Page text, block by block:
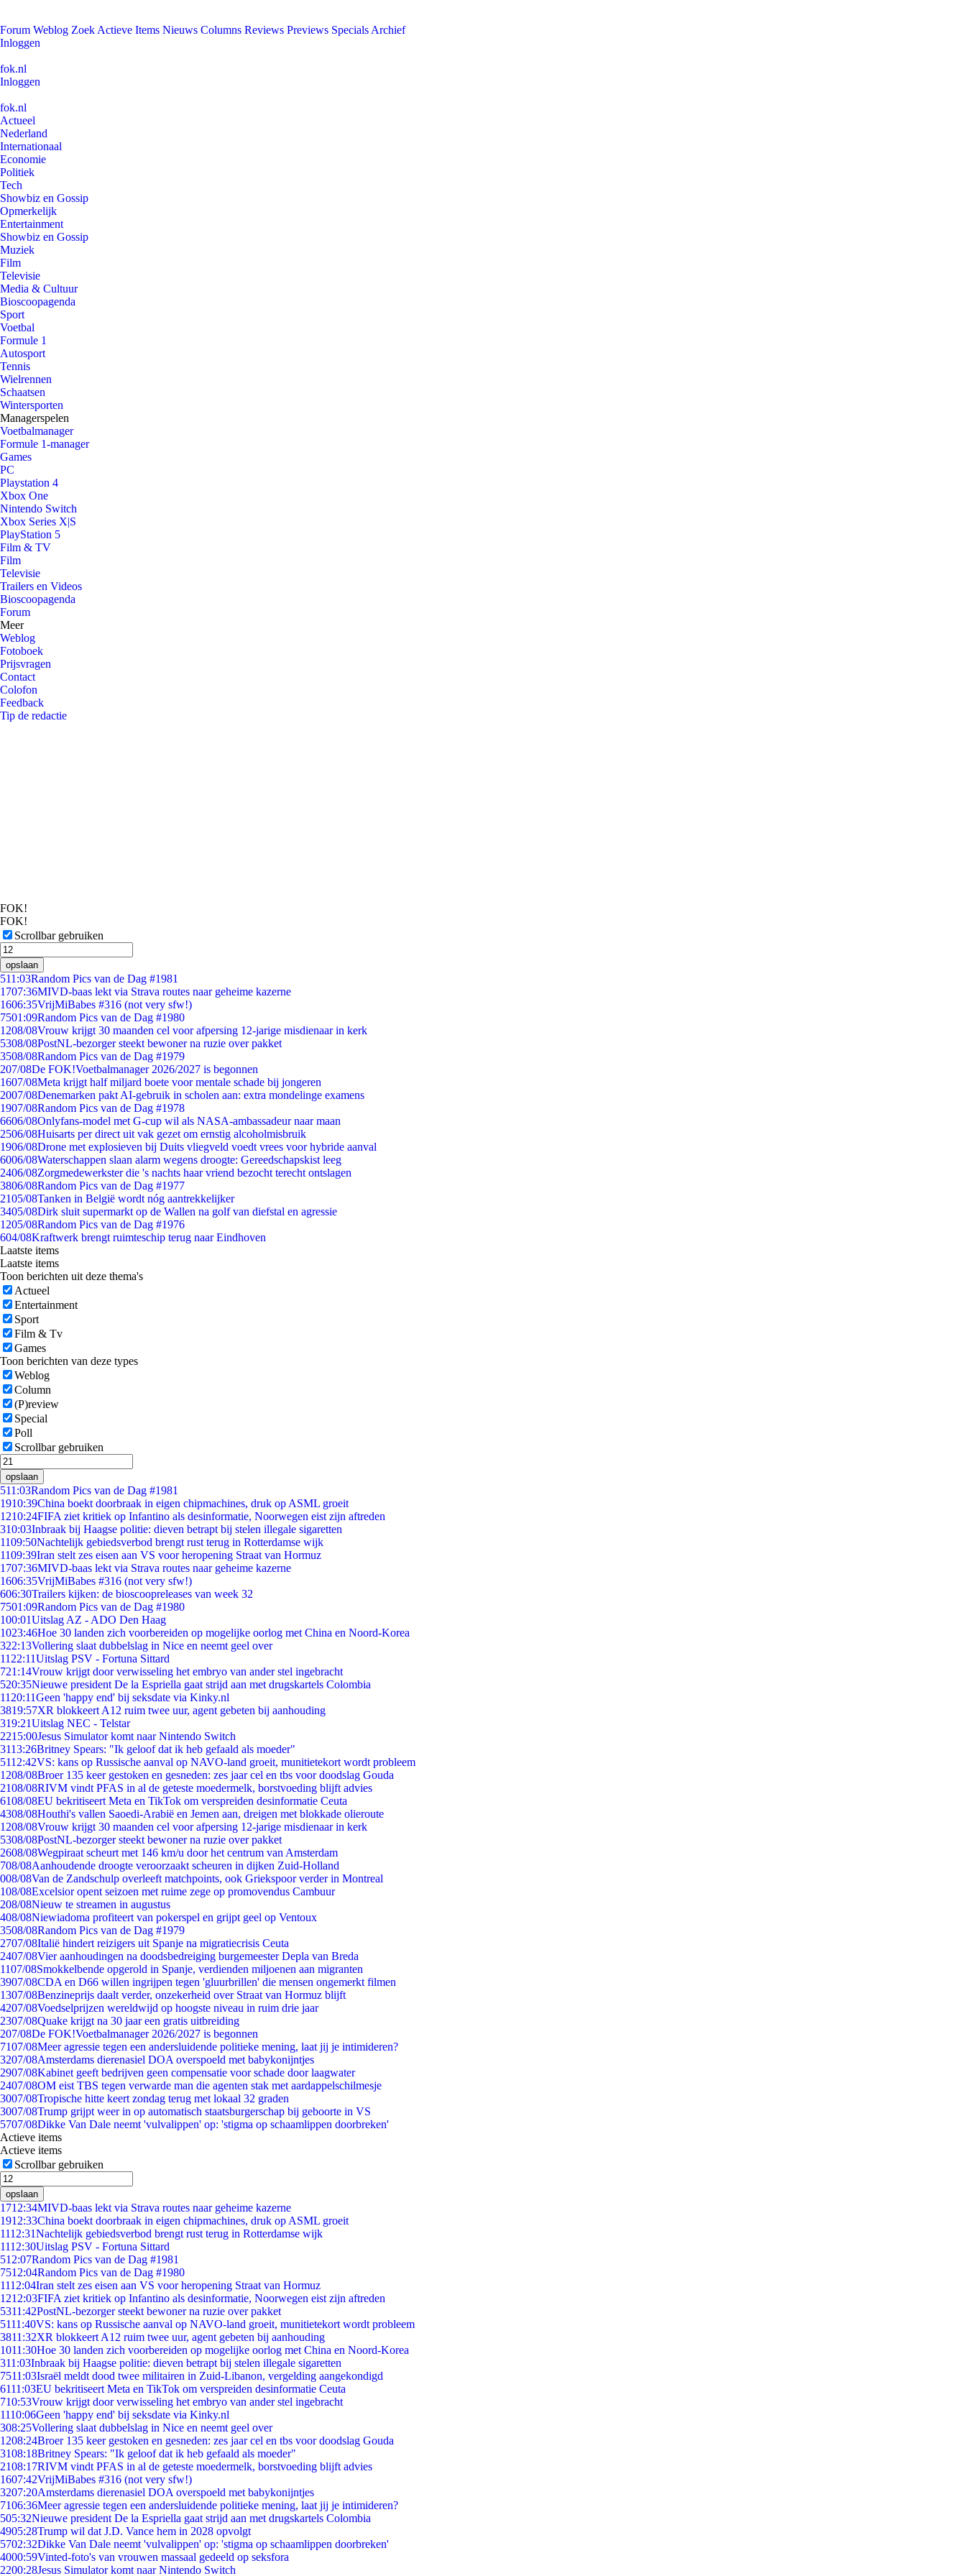
Forum Weblog Zoek Actieve Items Nieuws Columns Reviews Previews Specials Archief
Inloggen
fok.nl
Inloggen
fok.nl
Actueel
Nederland
Internationaal
Economie
Politiek
Tech
Showbiz en Gossip
Opmerkelijk
Entertainment
Showbiz en Gossip
Muziek
Film
Televisie
Media & Cultuur
Bioscoopagenda
Sport
Voetbal
Formule 1
Autosport
Tennis
Wielrennen
Schaatsen
Wintersporten
Managerspelen
Voetbalmanager
Formule 1-manager
Games
PC
Playstation 4
Xbox One
Nintendo Switch
Xbox Series X|S
PlayStation 5
Film & TV
Film
Televisie
Trailers en Videos
Bioscoopagenda
Forum
Meer
Weblog
Fotoboek
Prijsvragen
Contact
Colofon
Feedback
Tip de redactie
FOK!
FOK!
Scrollbar gebruiken
opslaan
511:03Random Pics van de Dag #1981
1707:36MIVD-baas lekt via Strava routes naar geheime kazerne
1606:35VrijMiBabes #316 (not very sfw!)
7501:09Random Pics van de Dag #1980
1208/08Vrouw krijgt 30 maanden cel voor afpersing 12-jarige misdienaar in kerk
5308/08PostNL-bezorger steekt bewoner na ruzie over pakket
3508/08Random Pics van de Dag #1979
207/08De FOK!Voetbalmanager 2026/2027 is begonnen
1607/08Meta krijgt half miljard boete voor mentale schade bij jongeren
2007/08Denemarken pakt AI-gebruik in scholen aan: extra mondelinge examens
1907/08Random Pics van de Dag #1978
6606/08Onlyfans-model met G-cup wil als NASA-ambassadeur naar maan
2506/08Huisarts per direct uit vak gezet om ernstig alcoholmisbruik
1906/08Drone met explosieven bij Duits vliegveld voedt vrees voor hybride aanval
6006/08Waterschappen slaan alarm wegens droogte: Gereedschapskist leeg
2406/08Zorgmedewerkster die 's nachts haar vriend bezocht terecht ontslagen
3806/08Random Pics van de Dag #1977
2105/08Tanken in België wordt nóg aantrekkelijker
3405/08Dirk sluit supermarkt op de Wallen na golf van diefstal en agressie
1205/08Random Pics van de Dag #1976
604/08Kraftwerk brengt ruimteschip terug naar Eindhoven
Laatste items
Laatste items
Toon berichten uit deze thema's
Actueel
Entertainment
Sport
Film & Tv
Games
Toon berichten van deze types
Weblog
Column
(P)review
Special
Poll
Scrollbar gebruiken
opslaan
511:03Random Pics van de Dag #1981
1910:39China boekt doorbraak in eigen chipmachines, druk op ASML groeit
1210:24FIFA ziet kritiek op Infantino als desinformatie, Noorwegen eist zijn aftreden
310:03Inbraak bij Haagse politie: dieven betrapt bij stelen illegale sigaretten
1109:50Nachtelijk gebiedsverbod brengt rust terug in Rotterdamse wijk
1109:39Iran stelt zes eisen aan VS voor heropening Straat van Hormuz
1707:36MIVD-baas lekt via Strava routes naar geheime kazerne
1606:35VrijMiBabes #316 (not very sfw!)
606:30Trailers kijken: de bioscoopreleases van week 32
7501:09Random Pics van de Dag #1980
100:01Uitslag AZ - ADO Den Haag
1023:46Hoe 30 landen zich voorbereiden op mogelijke oorlog met China en Noord-Korea
322:13Vollering slaat dubbelslag in Nice en neemt geel over
11 22:11Uitslag PSV - Fortuna Sittard
721:14Vrouw krijgt door verwisseling het embryo van ander stel ingebracht
520:35Nieuwe president De la Espriella gaat strijd aan met drugskartels Colombia
11 20:11Geen 'happy end' bij seksdate via Kinky.nl
3819:57XR blokkeert A12 ruim twee uur, agent gebeten bij aanhouding
319:21Uitslag NEC - Telstar
2215:00Jesus Simulator komt naar Nintendo Switch
3113:26Britney Spears: "Ik geloof dat ik heb gefaald als moeder"
5112:42VS: kans op Russische aanval op NAVO-land groeit, munitietekort wordt probleem
1208/08Broer 135 keer gestoken en gesneden: zes jaar cel en tbs voor doodslag Gouda
2108/08RIVM vindt PFAS in al de geteste moedermelk, borstvoeding blijft advies
6108/08EU bekritiseert Meta en TikTok om verspreiden desinformatie Ceuta
4308/08Houthi's vallen Saoedi-Arabië en Jemen aan, dreigen met blokkade olieroute
1208/08Vrouw krijgt 30 maanden cel voor afpersing 12-jarige misdienaar in kerk
5308/08PostNL-bezorger steekt bewoner na ruzie over pakket
2608/08Wegpiraat scheurt met 146 km/u door het centrum van Amsterdam
708/08Aanhoudende droogte veroorzaakt scheuren in dijken Zuid-Holland
008/08Van de Zandschulp overleeft matchpoints, ook Griekspoor verder in Montreal
108/08Excelsior opent seizoen met ruime zege op promovendus Cambuur
208/08Nieuw te streamen in augustus
408/08Niewiadoma profiteert van pokerspel en grijpt geel op Ventoux
3508/08Random Pics van de Dag #1979
2707/08Italië hindert reizigers uit Spanje na migratiecrisis Ceuta
2407/08Vier aanhoudingen na doodsbedreiging burgemeester Depla van Breda
1107/08Smokkelbende opgerold in Spanje, verdienden miljoenen aan migranten
3907/08CDA en D66 willen ingrijpen tegen 'gluurbrillen' die mensen ongemerkt filmen
1307/08Benzineprijs daalt verder, onzekerheid over Straat van Hormuz blijft
4207/08Voedselprijzen wereldwijd op hoogste niveau in ruim drie jaar
2307/08Quake krijgt na 30 jaar een gratis uitbreiding
207/08De FOK!Voetbalmanager 2026/2027 is begonnen
7107/08Meer agressie tegen een andersluidende politieke mening, laat jij je intimideren?
3207/08Amsterdams dierenasiel DOA overspoeld met babykonijntjes
2907/08Kabinet geeft bedrijven geen compensatie voor schade door laagwater
2407/08OM eist TBS tegen verwarde man die agenten stak met aardappelschilmesje
3007/08Tropische hitte keert zondag terug met lokaal 32 graden
3007/08Trump grijpt weer in op automatisch staatsburgerschap bij geboorte in VS
5707/08Dikke Van Dale neemt 'vulvalippen' op: 'stigma op schaamlippen doorbreken'
Actieve items
Actieve items
Scrollbar gebruiken
opslaan
1712:34MIVD-baas lekt via Strava routes naar geheime kazerne
1912:33China boekt doorbraak in eigen chipmachines, druk op ASML groeit
1112:31Nachtelijk gebiedsverbod brengt rust terug in Rotterdamse wijk
1112:30Uitslag PSV - Fortuna Sittard
512:07Random Pics van de Dag #1981
7512:04Random Pics van de Dag #1980
1112:04Iran stelt zes eisen aan VS voor heropening Straat van Hormuz
1212:03FIFA ziet kritiek op Infantino als desinformatie, Noorwegen eist zijn aftreden
5311:42PostNL-bezorger steekt bewoner na ruzie over pakket
5111:40VS: kans op Russische aanval op NAVO-land groeit, munitietekort wordt probleem
3811:32XR blokkeert A12 ruim twee uur, agent gebeten bij aanhouding
1011:30Hoe 30 landen zich voorbereiden op mogelijke oorlog met China en Noord-Korea
311:03Inbraak bij Haagse politie: dieven betrapt bij stelen illegale sigaretten
7511:03Israël meldt dood twee militairen in Zuid-Libanon, vergelding aangekondigd
6111:03EU bekritiseert Meta en TikTok om verspreiden desinformatie Ceuta
710:53Vrouw krijgt door verwisseling het embryo van ander stel ingebracht
1110:06Geen 'happy end' bij seksdate via Kinky.nl
308:25Vollering slaat dubbelslag in Nice en neemt geel over
1208:24Broer 135 keer gestoken en gesneden: zes jaar cel en tbs voor doodslag Gouda
3108:18Britney Spears: "Ik geloof dat ik heb gefaald als moeder"
2108:17RIVM vindt PFAS in al de geteste moedermelk, borstvoeding blijft advies
1607:42VrijMiBabes #316 (not very sfw!)
3207:20Amsterdams dierenasiel DOA overspoeld met babykonijntjes
7106:36Meer agressie tegen een andersluidende politieke mening, laat jij je intimideren?
505:32Nieuwe president De la Espriella gaat strijd aan met drugskartels Colombia
4905:28Trump wil dat J.D. Vance hem in 2028 opvolgt
5702:32Dikke Van Dale neemt 'vulvalippen' op: 'stigma op schaamlippen doorbreken'
4000:59Vinted-foto's van vrouwen massaal gedeeld op seksfora
2200:28Jesus Simulator komt naar Nintendo Switch